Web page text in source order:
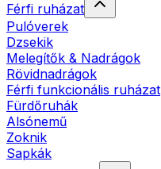
Férfi ruházat
Pulóverek
Dzsekik
Melegítők & Nadrágok
Rövidnadrágok
Férfi funkcionális ruházat
Fürdőruhák
Alsónemű
Zoknik
Sapkák